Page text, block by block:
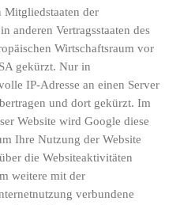
der
anderen Vertragsstaaten des
Wirtschaftsraum vor
gekürzt. Nur in
IP-Adresse an einen Server
und dort gekürzt. Im
Website wird Google diese
Ihre Nutzung der Website
die Websiteaktivitäten
weitere mit der
verbundene